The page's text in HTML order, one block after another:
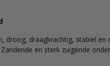
droog, draagkrachtig, stabiel
en sterk zuigende